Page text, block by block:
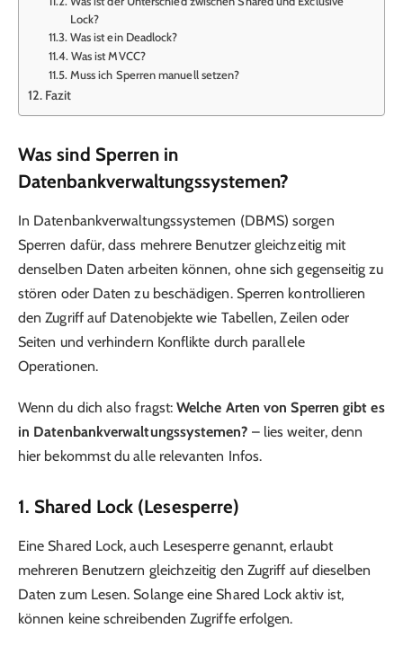
Lock?
Was ist ein Deadlock?
Was ist MVCC?
Muss ich Sperren manuell setzen?
Fazit
Was sind Sperren in
Datenbankverwaltungssystemen?
In Datenbankverwaltungssystemen (DBMS) sorgen
Sperren dafür, dass mehrere Benutzer gleichzeitig mit
denselben Daten arbeiten können, ohne sich gegenseitig zu
stören oder Daten zu beschädigen. Sperren kontrollieren
den Zugriff auf Datenobjekte wie Tabellen, Zeilen oder
Seiten und verhindern Konflikte durch parallele
Operationen.
Wenn du dich also fragst:Welche Arten von Sperren gibt es
in Datenbankverwaltungssystemen? – lies weiter, denn
hier bekommst du alle relevanten Infos.
1. Shared Lock (Lesesperre)
Eine Shared Lock, auch Lesesperre genannt, erlaubt
mehreren Benutzern gleichzeitig den Zugriff auf dieselben
Daten zum Lesen. Solange eine Shared Lock aktiv ist,
können keine schreibenden Zugriffe erfolgen.